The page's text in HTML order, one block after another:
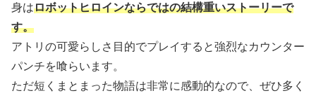
身はロボットヒロインならではの結構重いストーリーで
す。
アトリの可愛らしさ目的でプレイすると強烈なカウンター
パンチを喰らいます。
ただ短くまとまった物語は非常に感動的なので、ぜひ多く